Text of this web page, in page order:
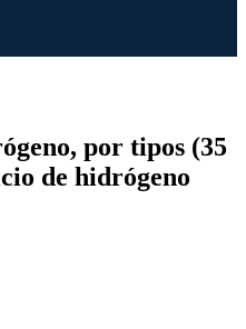
por tipos (35
de hidrógeno